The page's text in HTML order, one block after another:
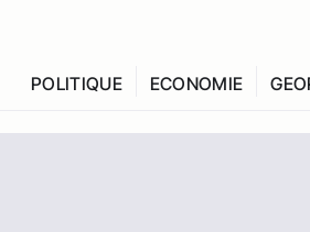
POLITIQUE ECONOMIE